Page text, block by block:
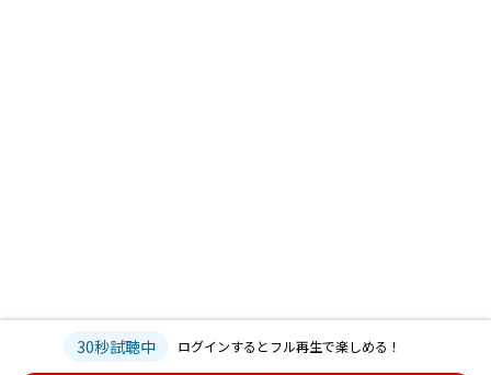
30秒試聴中 ログインするとフル再生で楽しめる！